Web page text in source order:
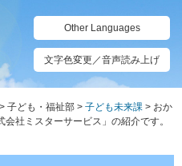
Other Languages
文字色変更／音声読み上げ
> 子ども・福祉部 > 子ども未来課 > おか
社ミスターサービス」の紹介です。